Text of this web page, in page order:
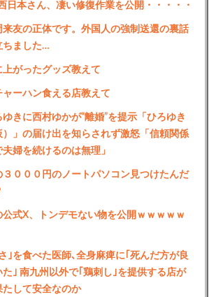
日本さん、凄い修復作業を公開・・・・・
来友の正体です。外国人の強制送還の裏話
ちました…
がったグッズ教えて
ーハン食える店教えて
ゆきに西村ゆかが“離婚”を提示「ひろゆき
）」の届け出を知らされず激怒「信頼関係
婦を続けるのは無理」
０００円のノートパソコン見つけたんだ
式X、トンデモない物を公開ｗｗｗｗｗ
｣を食べた医師､全身麻痺に｢死んだ方が良
｣ 南九州以外で｢鶏刺し｣を提供する店が
して安全なのか